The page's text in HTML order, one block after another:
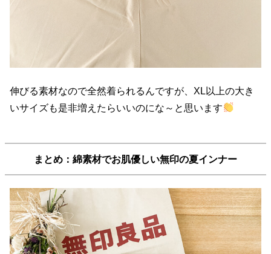
伸びる素材なので全然着られるんですが、XL以上の大き
いサイズも是非増えたらいいのにな～と思います
まとめ：綿素材でお肌優しい無印の夏インナー